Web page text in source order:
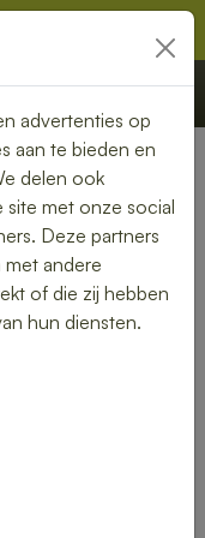
Bestellen
in
broodjes tot
nodig hebt. Ideaal
advertenties op
aan te bieden en
delen ook
met onze social
Deze partners
andere
of die zij hebben
hun diensten.